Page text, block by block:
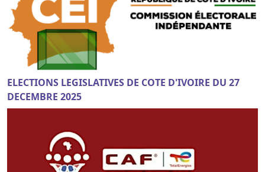
ELECTIONS LEGISLATIVES DE COTE D'IVOIRE DU 27
DECEMBRE 2025